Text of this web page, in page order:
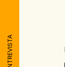
ENTREVISTA